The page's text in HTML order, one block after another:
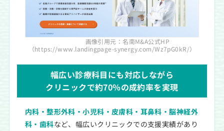
画像引用元：名南M&A公式HP
（https://www.landingpage-synergy.com/Wz7pG0kR/）
幅広い診療科目にも対応しながら
クリニックで約70％の成約率を実現
内科・整形外科・小児科・皮膚科・耳鼻科・脳神経外
科・歯科など、幅広いクリニックでの支援実績があり